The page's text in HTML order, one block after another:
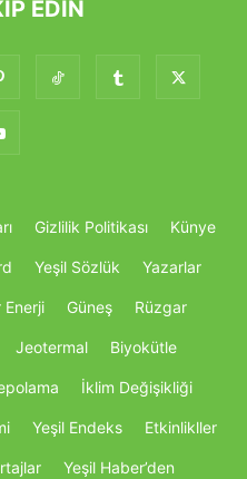
EDIN
Gizlilik Politikası Künye
Yeşil Sözlük Yazarlar
Enerji Güneş Rüzgar
Jeotermal Biyokütle
İklim Değişikliği
Yeşil Endeks Etkinlikller
Yeşil Haber’den